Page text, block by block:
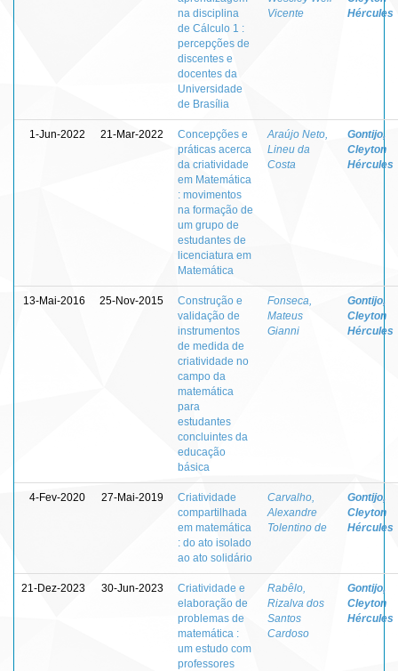
na disciplina
de Cálculo 1 :
percepções de
discentes e
docentes da
Universidade
de Brasília
Vicente
Hércules
1-Jun-2022 21-Mar-2022
Concepções e
práticas acerca
da criatividade
em Matemática
: movimentos
na formação de
um grupo de
estudantes de
licenciatura em
Matemática
Araújo Neto,
Lineu da
Costa
Gontijo,
Cleyton
Hércules
13-Mai-2016 25-Nov-2015
Construção e
validação de
instrumentos
de medida de
criatividade no
campo da
matemática
para
estudantes
concluintes da
educação
básica
Fonseca,
Mateus
Gianni
Gontijo,
Cleyton
Hércules
4-Fev-2020 27-Mai-2019
Criatividade
compartilhada
em matemática
: do ato isolado
ao ato solidário
Carvalho,
Alexandre
Tolentino de
Gontijo,
Cleyton
Hércules
21-Dez-2023 30-Jun-2023
Criatividade e
elaboração de
problemas de
matemática :
um estudo com
professores
Rabêlo,
Rizalva dos
Santos
Cardoso
Gontijo,
Cleyton
Hércules